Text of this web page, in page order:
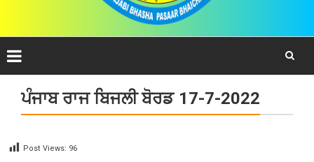
content
ਪੰਜਾਬ ਰਾਜ ਬਿਜਲੀ ਬੋਰਡ 17-7-2022
Post Views: 96